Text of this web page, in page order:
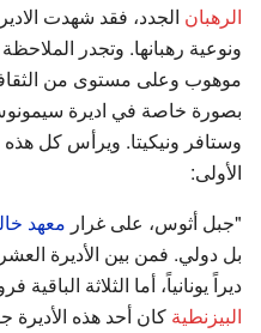
الرهبان الجدد، فقد شهدت
ونوعية رهبانها. وتجدر
موهوب وعلى مستوى من
بصورة خاصة في اديرة
وستافر ونيكيتا. ويرأس كل هذه
الأولى:
"جبل أثوس، على غرار معهد
بل دولي. فمن بين الأديرة
ديراً يونانياً، أما الثلاثة
البيزنطية كان أحد هذه الأديرة